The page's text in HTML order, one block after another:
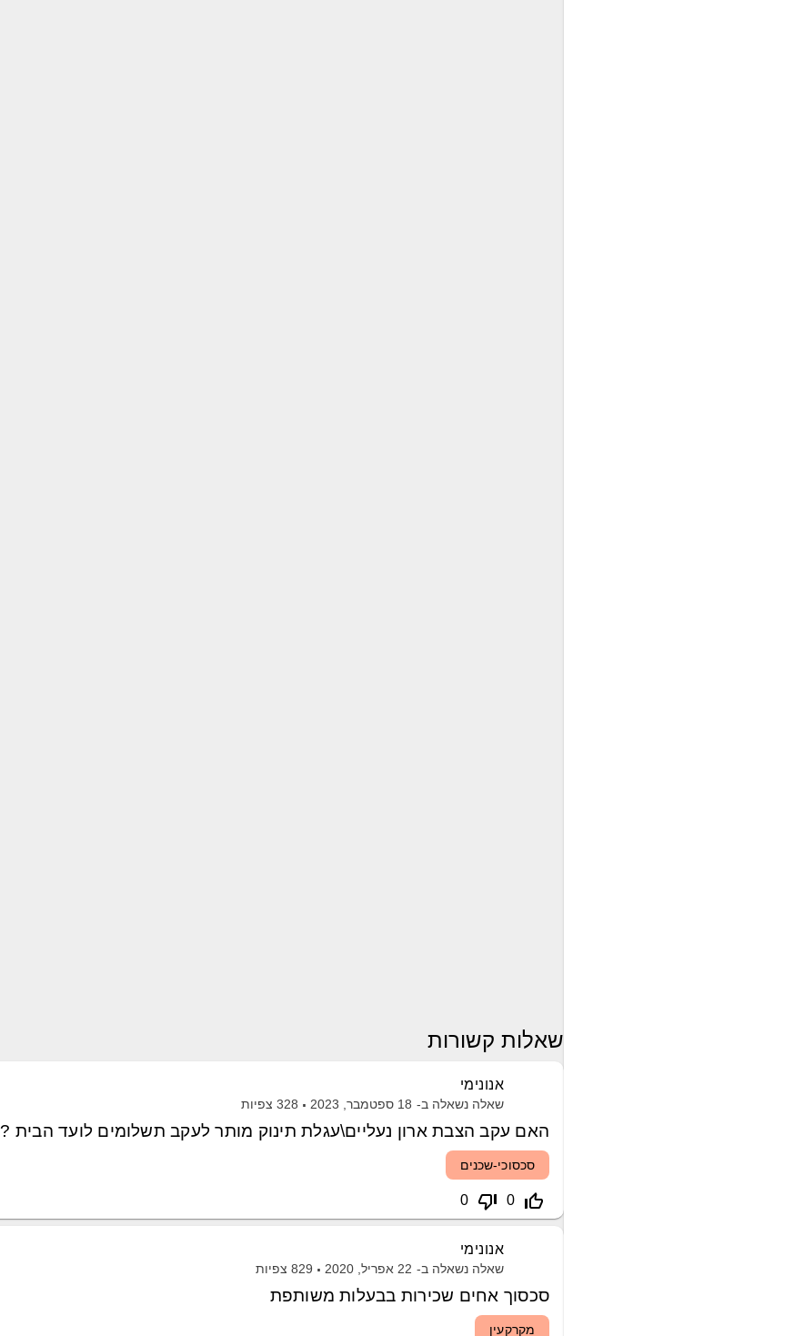
שאלות קשורות
אנונימי
שאלה נשאלה ב- 18 ספטמבר, 2023 328 צפיות
האם עקב הצבת ארון נעליים\עגלת תינוק מותר לעקב תשלומים לועד הבית ?
סכסוכי-שכנים
thumb_up_off_alt
0
thumb_down_off_alt
0
אנונימי
שאלה נשאלה ב- 22 אפריל, 2020 829 צפיות
סכסוך אחים שכירות בבעלות משותפת
מקרקעין